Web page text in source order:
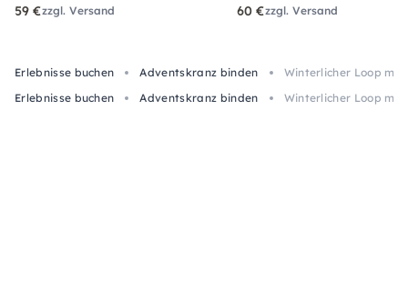
59 €zzgl. Versand 60 €zzgl. Versand
Erlebnisse buchen Adventskranz binden
Winterlicher Loop mit
Erlebnisse buchen
Adventskranz binden Winterlicher Loop mit